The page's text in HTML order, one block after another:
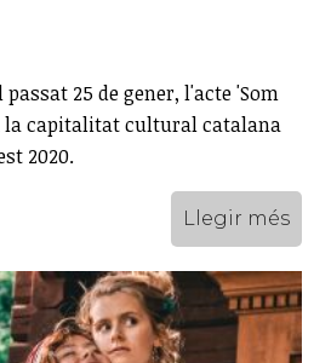
25 de gener, l'acte 'Som
la capitalitat cultural catalana
2020.
Llegir més